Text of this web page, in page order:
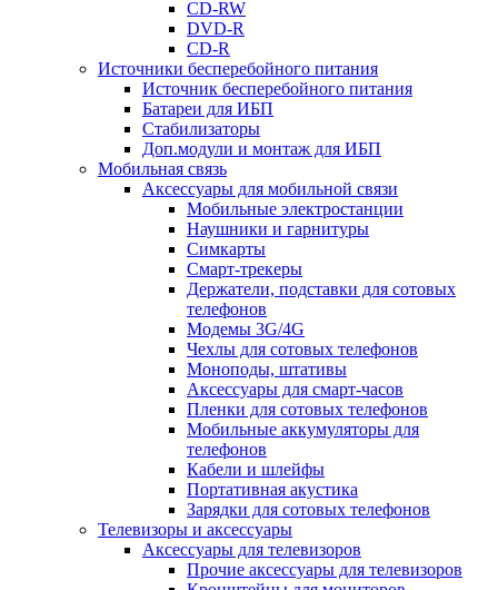
CD-RW
DVD-R
CD-R
Источники бесперебойного питания
Источник бесперебойного питания
Батареи для ИБП
Стабилизаторы
Доп.модули и монтаж для ИБП
Мобильная связь
Аксессуары для мобильной связи
Мобильные электростанции
Наушники и гарнитуры
Симкарты
Смарт-трекеры
Держатели, подставки для сотовых
телефонов
Модемы 3G/4G
Чехлы для сотовых телефонов
Моноподы, штативы
Аксессуары для смарт-часов
Пленки для сотовых телефонов
Мобильные аккумуляторы для
телефонов
Кабели и шлейфы
Портативная акустика
Зарядки для сотовых телефонов
Телевизоры и аксессуары
Аксессуары для телевизоров
Прочие аксессуары для телевизоров